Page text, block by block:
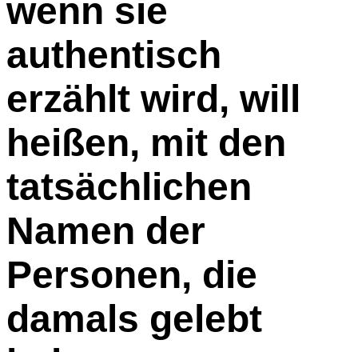
wenn sie
authentisch
erzählt wird, will
heißen, mit den
tatsächlichen
Namen der
Personen, die
damals gelebt